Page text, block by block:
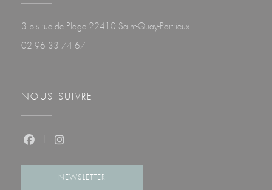
3 bis rue de Plage 22410 Saint-Quay-Portrieux((ouvre une nouvelle
02 96 33 74 67
NOUS SUIVRE
NEWSLETTER